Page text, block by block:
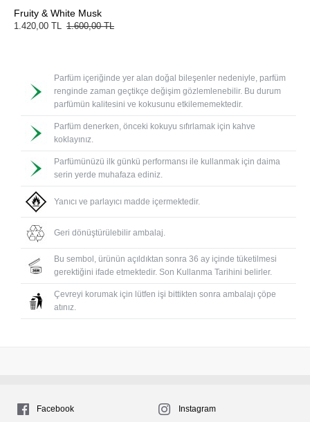
Fruity & White Musk
1.420,00 TL 1.600,00 TL
Parfüm içeriğinde yer alan doğal bileşenler nedeniyle, parfüm
renginde zaman geçtikçe değişim gözlemlenebilir. Bu durum
parfümün kalitesini ve kokusunu etkilememektedir.
Parfüm denerken, önceki kokuyu sıfırlamak için kahve
koklayınız.
Parfümünüzü ilk günkü performansı ile kullanmak için daima
serin yerde muhafaza ediniz.
Yanıcı ve parlayıcı madde içermektedir.
Geri dönüştürülebilir ambalaj.
Bu sembol, ürünün açıldıktan sonra 36 ay içinde tüketilmesi
gerektiğini ifade etmektedir. Son Kullanma Tarihini belirler.
Çevreyi korumak için lütfen işi bittikten sonra ambalajı çöpe
atınız.
Facebook Instagram